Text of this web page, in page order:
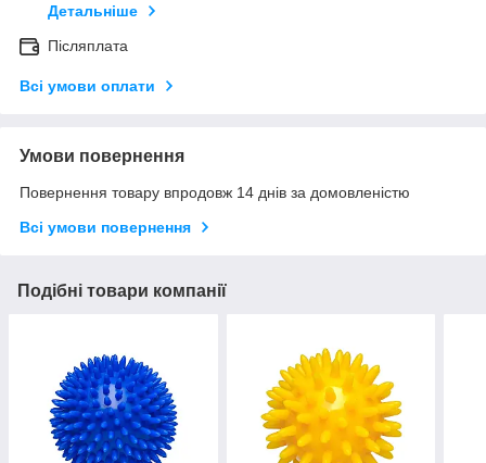
Детальніше
Післяплата
Всі умови оплати
Умови повернення
Повернення товару впродовж 14 днів за домовленістю
Всі умови повернення
Подібні товари компанії